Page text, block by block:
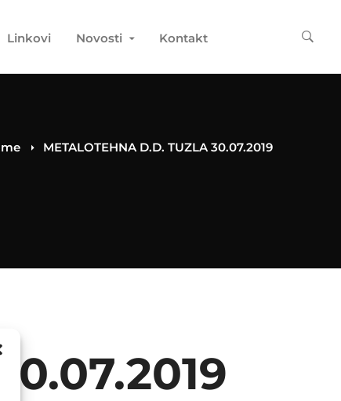
Linkovi Novosti Kontakt
METALOTEHNA D.D. TUZLA 30.07.2019